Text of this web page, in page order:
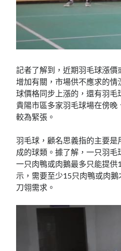
記者了解到，近期羽毛球漲價
增加有關，市場供不應求的情
球價格同步上漲的，還有羽毛
貴陽市區多家羽毛球場在傍晚
較為緊張。
羽毛球，顧名思義指的主要是
成的球類。據了解，一只羽
一只肉鴨或肉鵝最多只能提供
示，需要至少15只肉鴨或肉
刀翎需求。